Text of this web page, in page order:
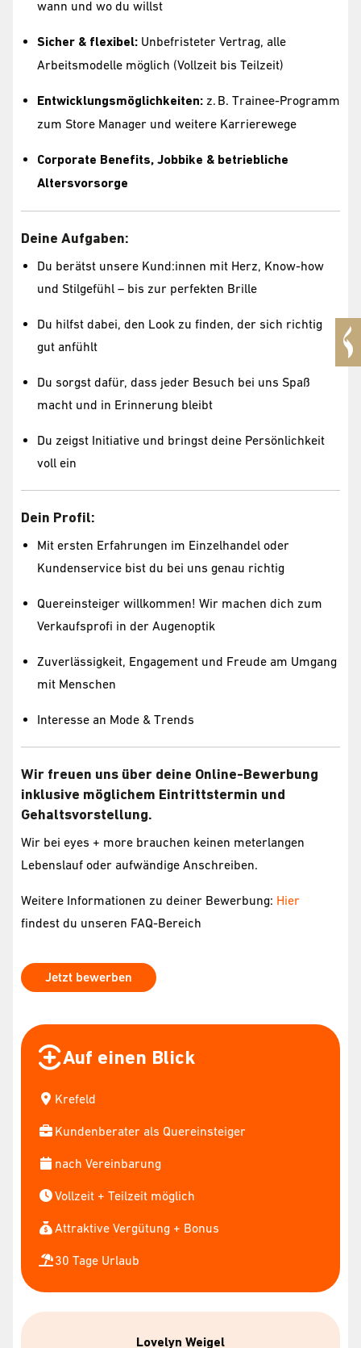
wann und wo du willst
Sicher & flexibel: Unbefristeter Vertrag, alle
Arbeitsmodelle möglich (Vollzeit bis Teilzeit)
Entwicklungsmöglichkeiten: z. B. Trainee-Programm
zum Store Manager und weitere Karrierewege
Corporate Benefits, Jobbike & betriebliche
Altersvorsorge
Deine Aufgaben:
Du berätst unsere Kund:innen mit Herz, Know-how
und Stilgefühl – bis zur perfekten Brille
Du hilfst dabei, den Look zu finden, der sich richtig
gut anfühlt
Du sorgst dafür, dass jeder Besuch bei uns Spaß
macht und in Erinnerung bleibt
Du zeigst Initiative und bringst deine Persönlichkeit
voll ein
Dein Profil:
Mit ersten Erfahrungen im Einzelhandel oder
Kundenservice bist du bei uns genau richtig
Quereinsteiger willkommen! Wir machen dich zum
Verkaufsprofi in der Augenoptik
Zuverlässigkeit, Engagement und Freude am Umgang
mit Menschen
Interesse an Mode & Trends
Wir freuen uns über deine Online-Bewerbung
inklusive möglichem Eintrittstermin und
Gehaltsvorstellung.
Wir bei eyes + more brauchen keinen meterlangen
Lebenslauf oder aufwändige Anschreiben.
Weitere Informationen zu deiner Bewerbung: Hier
findest du unseren FAQ-Bereich
Jetzt bewerben
Auf einen Blick
Krefeld
Kundenberater als Quereinsteiger
nach Vereinbarung
Vollzeit + Teilzeit möglich
Attraktive Vergütung + Bonus
30 Tage Urlaub
Lovelyn Weigel